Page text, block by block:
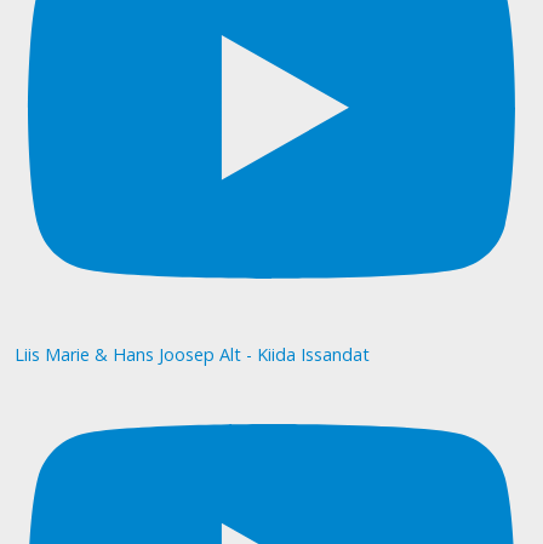
Liis Marie & Hans Joosep Alt - Kiida Issandat